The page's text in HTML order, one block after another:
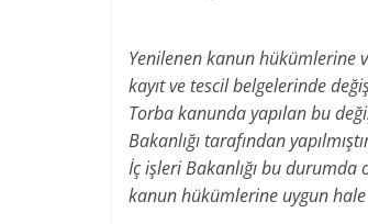
Yenilenen kanun hükümlerine
kayıt ve tescil belgelerinde
Torba kanunda yapılan bu
Bakanlığı tarafından
İç işleri Bakanlığı bu
kanun hükümlerine uygun